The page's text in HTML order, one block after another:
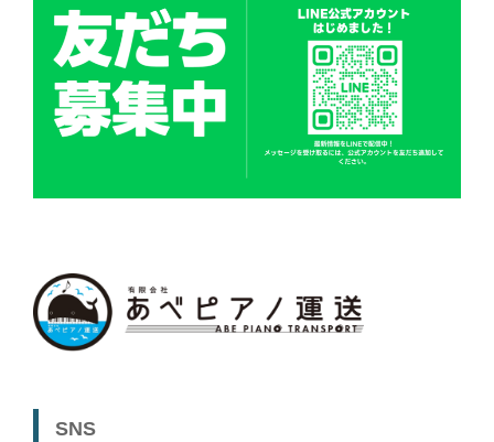
SNS